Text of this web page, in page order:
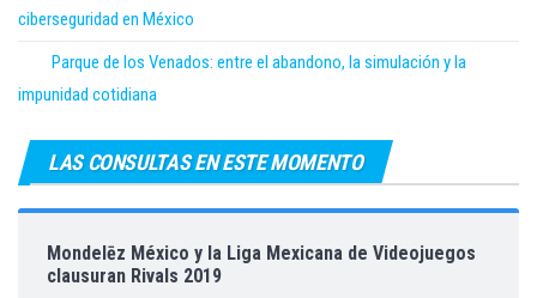
ciberseguridad en México
Parque de los Venados: entre el abandono, la simulación y la
impunidad cotidiana
LAS CONSULTAS EN ESTE MOMENTO
Mondelēz México y la Liga Mexicana de Videojuegos
clausuran Rivals 2019